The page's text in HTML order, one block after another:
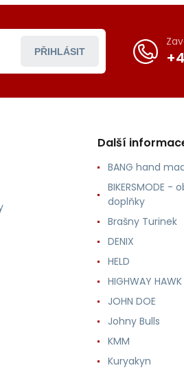
PŘIHLÁSIT
Další
BANG hand
BIKERSMODE -
doplňky
Brašny Turinek
DENIX
HELD
HIGHWAY HAWK
JOHN DOE
Johny Bulls
KMM
Kuryakyn